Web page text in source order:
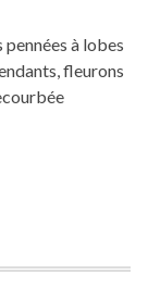
à lobes
fleurons